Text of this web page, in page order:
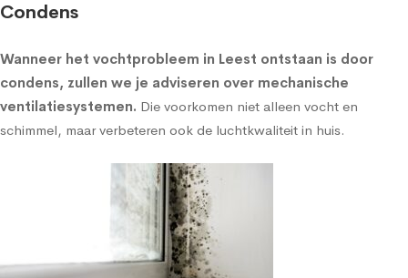
Condens
Wanneer het vochtprobleem in Leest ontstaan is door
condens, zullen we je adviseren over mechanische
ventilatiesystemen. Die voorkomen niet alleen vocht en
schimmel, maar verbeteren ook de luchtkwaliteit in huis.